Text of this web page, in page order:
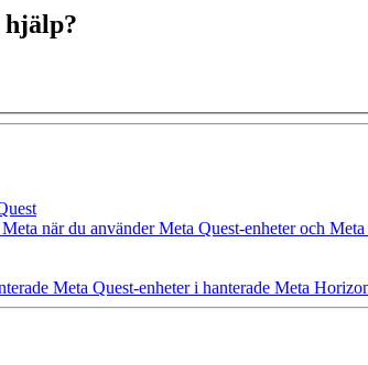
när du använder Meta Quest-enheter och
Meta Quest-enheter i hanterade Meta